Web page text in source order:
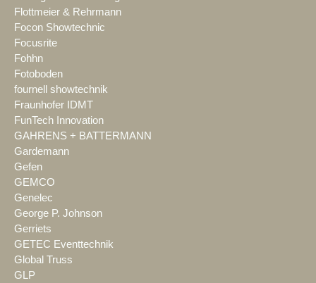
Flottmeier & Rehrmann
Focon Showtechnic
Focusrite
Fohhn
Fotoboden
fournell showtechnik
Fraunhofer IDMT
FunTech Innovation
GAHRENS + BATTERMANN
Gardemann
Gefen
GEMCO
Genelec
George P. Johnson
Gerriets
GETEC Eventtechnik
Global Truss
GLP